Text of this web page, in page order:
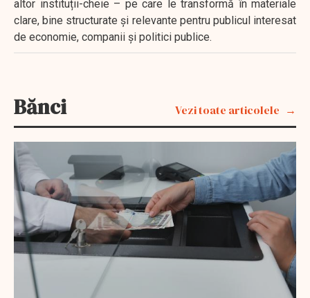
altor instituții-cheie – pe care le transformă în materiale
clare, bine structurate și relevante pentru publicul interesat
de economie, companii și politici publice.
Bănci Vezi toate articolele